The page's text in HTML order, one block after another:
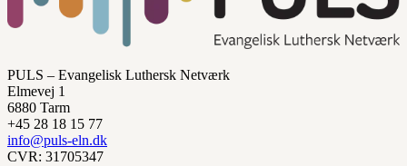
PULS – Evangelisk Luthersk Netværk
Elmevej 1
6880 Tarm
+45 28 18 15 77
info@puls-eln.dk
CVR: 31705347